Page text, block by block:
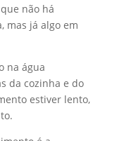
não há
mas já algo em
na água
da cozinha e do
estiver lento,